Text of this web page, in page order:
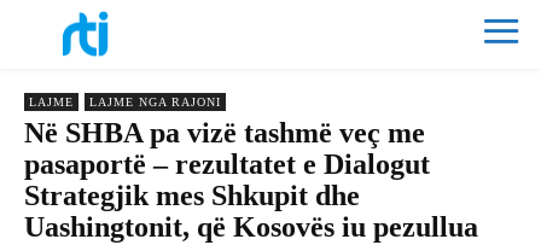
LAJME LAJME NGA RAJONI
Në SHBA pa vizë tashmë veç me
pasaportë – rezultatet e Dialogut
Strategjik mes Shkupit dhe
Uashingtonit, që Kosovës iu pezullua